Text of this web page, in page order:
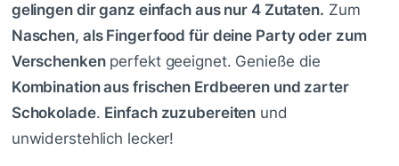
gelingen dir ganz einfach aus nur 4 Zutaten. Zum
Naschen, als Fingerfood für deine Party oder zum
Verschenkenperfekt geeignet. Genieße die
Kombination aus frischen Erdbeeren und zarter
Schokolade. Einfach zuzubereiten und
unwiderstehlich lecker!